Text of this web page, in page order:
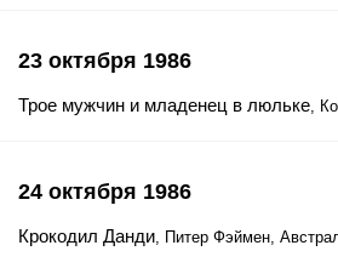
23 октября 1986
Трое мужчин и младенец в люльке,
24 октября 1986
Крокодил Данди, Питер Фэймен,